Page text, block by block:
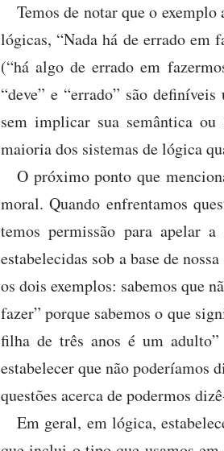
Temos de notar que o
lógicas, “Nada há de errado em
(“há algo de errado em
“deve” e “errado” são
sem implicar sua semântica ou
maioria dos sistemas de lógica
O próximo ponto que
moral. Quando enfrentamos
temos permissão para apelar
estabelecidas sob a base de
os dois exemplos: sabemos que
fazer” porque sabemos o que
filha de três anos é um adulto”
estabelecer que não poderíamos
questões acerca de podermos
Em geral, em lógica,